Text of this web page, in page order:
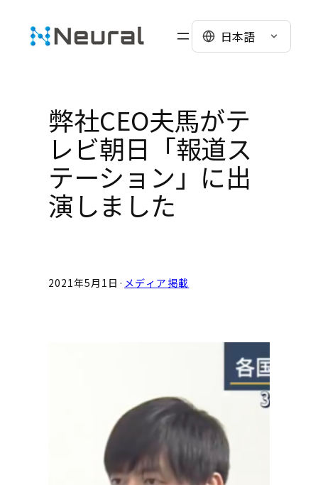
日本語
弊社CEO夫馬がテ
レビ朝日「報道ス
テーション」に出
演しました
2021年5月1日 · メディア掲載